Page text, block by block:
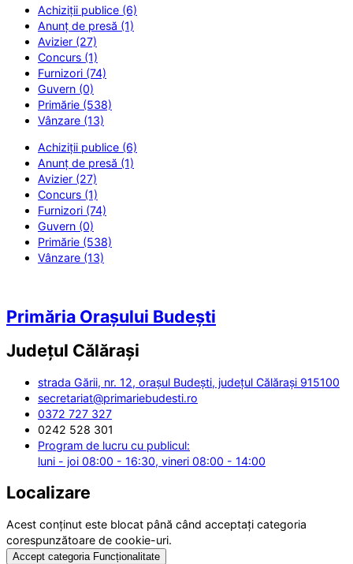
Achiziții publice (6)
Anunț de presă (1)
Avizier (27)
Concurs (1)
Furnizori (74)
Guvern (0)
Primărie (538)
Vânzare (13)
Achiziții publice (6)
Anunț de presă (1)
Avizier (27)
Concurs (1)
Furnizori (74)
Guvern (0)
Primărie (538)
Vânzare (13)
Primăria Orașului Budești
Județul Călărași
strada Gării, nr. 12, orașul Budești, județul Călărași 915100
secretariat@primariebudesti.ro
0372 727 327
0242 528 301
Program de lucru cu publicul:
luni - joi 08:00 - 16:30, vineri 08:00 - 14:00
Localizare
Acest conținut este blocat până când acceptați categoria
corespunzătoare de cookie-uri.
Accept categoria Funcționalitate